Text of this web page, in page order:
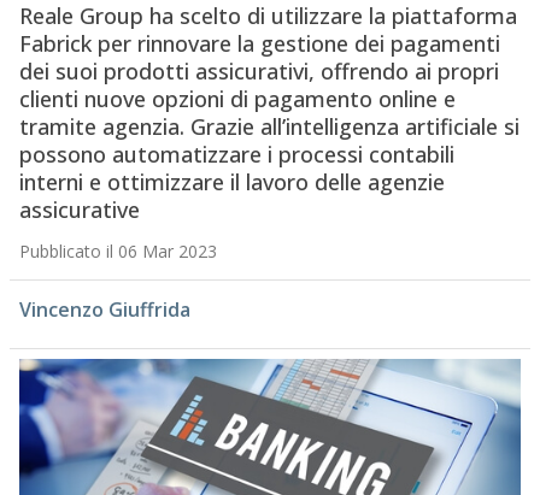
Reale Group ha scelto di utilizzare la piattaforma
Fabrick per rinnovare la gestione dei pagamenti
dei suoi prodotti assicurativi, offrendo ai propri
clienti nuove opzioni di pagamento online e
tramite agenzia. Grazie all’intelligenza artificiale si
possono automatizzare i processi contabili
interni e ottimizzare il lavoro delle agenzie
assicurative
Pubblicato il 06 Mar 2023
Vincenzo Giuffrida